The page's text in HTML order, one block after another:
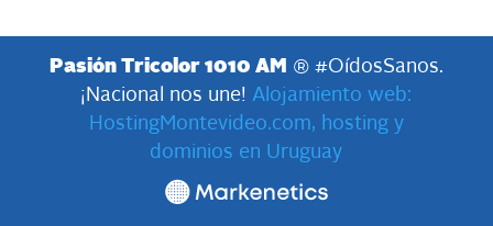
Pasión Tricolor 1010 AM
® #OídosSanos.
¡Nacional nos une! Alojamiento web:
HostingMontevideo.com, hosting y
dominios en Uruguay